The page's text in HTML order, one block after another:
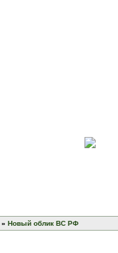
» Новый облик ВС РФ